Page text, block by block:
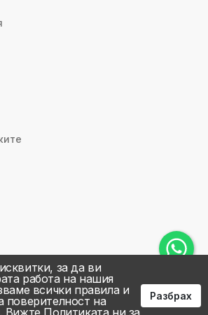
за да ви
работа на нашия
всички правила и
поверителност на
Вижте Политиката ни за
Разбрах